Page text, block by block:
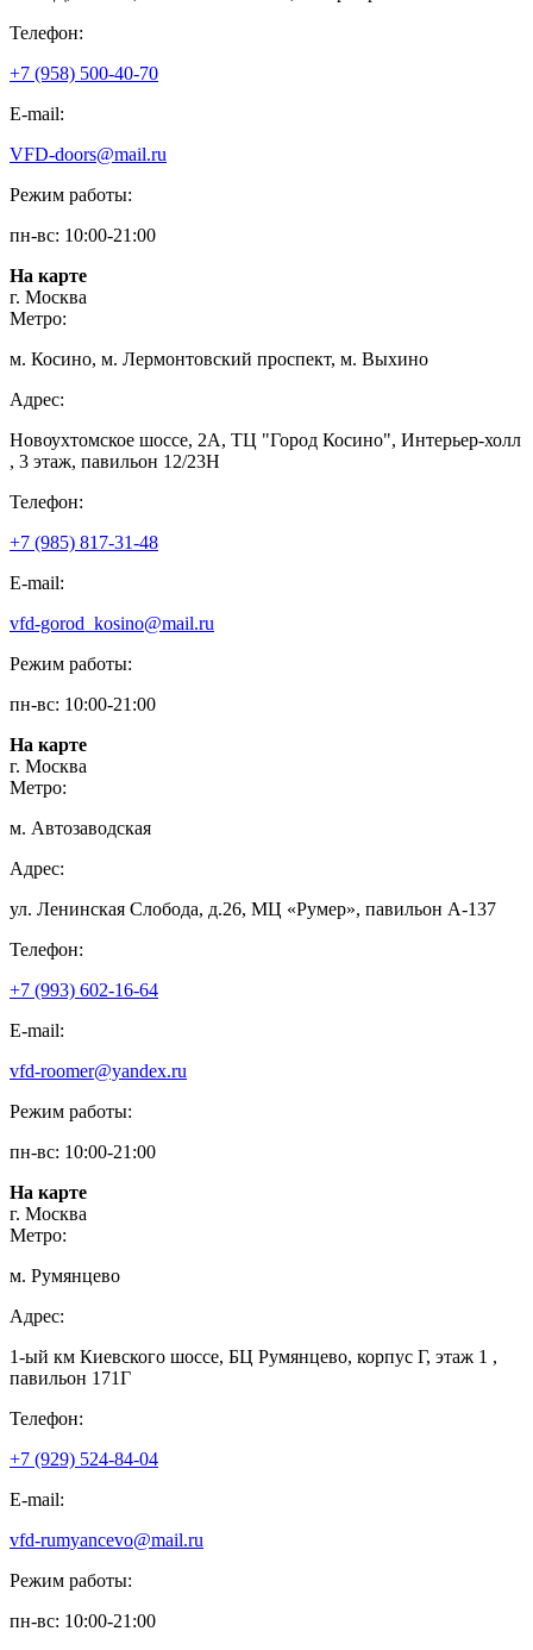
Телефон:
+7 (958) 500-40-70
E-mail:
VFD-doors@mail.ru
Режим работы:
пн-вс: 10:00-21:00
На карте
г. Москва
Метро:
м. Косино, м. Лермонтовский проспект, м. Выхино
Адрес:
Новоухтомское шоссе, 2А, ТЦ "Город Косино", Интерьер-холл
, 3 этаж, павильон 12/23Н
Телефон:
+7 (985) 817-31-48
E-mail:
vfd-gorod_kosino@mail.ru
Режим работы:
пн-вс: 10:00-21:00
На карте
г. Москва
Метро:
м. Автозаводская
Адрес:
ул. Ленинская Слобода, д.26, МЦ «Румер», павильон А-137
Телефон:
+7 (993) 602-16-64
E-mail:
vfd-roomer@yandex.ru
Режим работы:
пн-вс: 10:00-21:00
На карте
г. Москва
Метро:
м. Румянцево
Адрес:
1-ый км Киевского шоссе, БЦ Румянцево, корпус Г, этаж 1 ,
павильон 171Г
Телефон:
+7 (929) 524-84-04
E-mail:
vfd-rumyancevo@mail.ru
Режим работы:
пн-вс: 10:00-21:00